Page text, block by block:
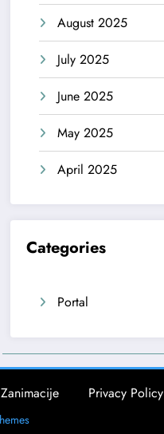
August 2025
July 2025
June 2025
May 2025
April 2025
Categories
Portal
Zanimacije Privacy Policy